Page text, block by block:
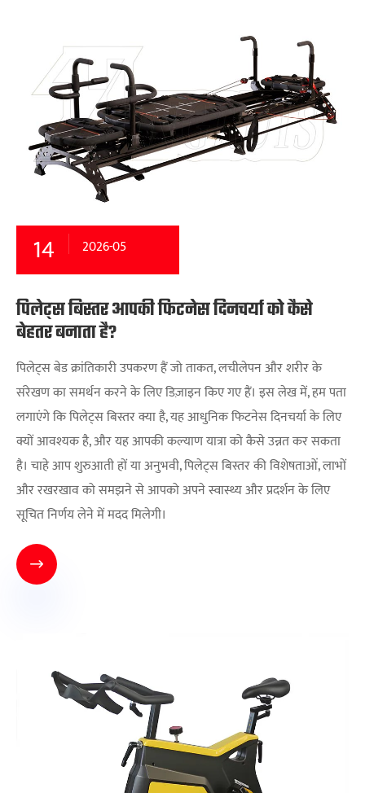
14 2026-05
पिलेट्स बिस्तर आपकी फिटनेस दिनचर्या को कैसे
बेहतर बनाता है?
पिलेट्स बेड क्रांतिकारी उपकरण हैं जो ताकत, लचीलेपन और शरीर के
संरेखण का समर्थन करने के लिए डिज़ाइन किए गए हैं। इस लेख में, हम पता
लगाएंगे कि पिलेट्स बिस्तर क्या है, यह आधुनिक फिटनेस दिनचर्या के लिए
क्यों आवश्यक है, और यह आपकी कल्याण यात्रा को कैसे उन्नत कर सकता
है। चाहे आप शुरुआती हों या अनुभवी, पिलेट्स बिस्तर की विशेषताओं, लाभों
और रखरखाव को समझने से आपको अपने स्वास्थ्य और प्रदर्शन के लिए
सूचित निर्णय लेने में मदद मिलेगी।
